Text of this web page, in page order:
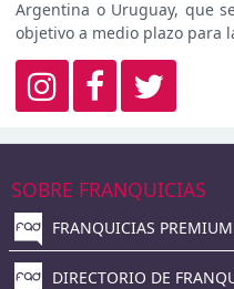
Argentina o Uruguay, que
objetivo a medio plazo para
SOBRE FRANQUICIAS
FRANQUICIAS PREMIUM
DIRECTORIO DE